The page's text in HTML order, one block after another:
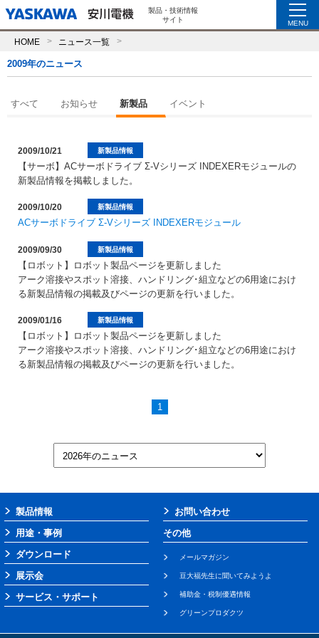
製品・技術情報
サイト
MENU
HOME ニュース一覧
2009年のニュース
すべて お知らせ 新製品 イベント
新製品情報
2009/10/21
【サーボ】ACサーボドライブ Σ-Vシリーズ INDEXERモジュールの
新製品情報を掲載しました。
新製品情報
2009/10/20
ACサーボドライブ Σ-Vシリーズ INDEXERモジュール
新製品情報
2009/09/30
【ロボット】ロボット製品ページを更新しました
アーク溶接やスポット溶接、ハンドリング･組立などの6用途におけ
る新製品情報の掲載及びページの更新を行いました。
新製品情報
2009/01/16
【ロボット】ロボット製品ページを更新しました
アーク溶接やスポット溶接、ハンドリング･組立などの6用途におけ
る新製品情報の掲載及びページの更新を行いました。
1
製品情報
用途・事例
ダウンロード
展示会
サービス・サポート
お問い合わせ
その他
メールマガジン
豆大福先生に聞いてみようよ
補助金・税制優遇情報
グリーンプロダクツ